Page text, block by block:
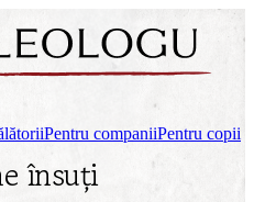
Pentru companiiPentru copii
însuți